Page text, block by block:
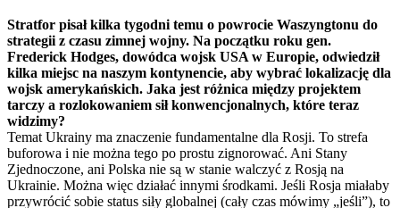
Stratfor pisał kilka tygodni temu o powrocie Waszyngtonu do
strategii z czasu zimnej wojny. Na początku roku gen.
Frederick Hodges, dowódca wojsk USA w Europie, odwiedził
kilka miejsc na naszym kontynencie, aby wybrać lokalizację dla
wojsk amerykańskich. Jaka jest różnica między projektem
tarczy a rozlokowaniem sił konwencjonalnych, które teraz
widzimy?
Temat Ukrainy ma znaczenie fundamentalne dla Rosji. To strefa
buforowa i nie można tego po prostu zignorować. Ani Stany
Zjednoczone, ani Polska nie są w stanie walczyć z Rosją na
Ukrainie. Można więc działać innymi środkami. Jeśli Rosja miałaby
przywrócić sobie status siły globalnej (cały czas mówimy „jeśli”), to